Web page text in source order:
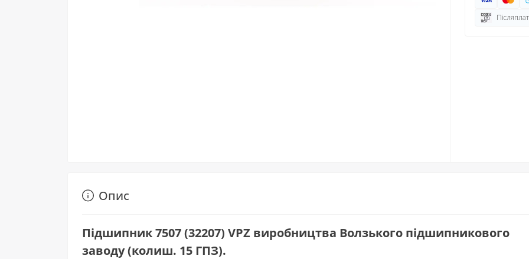
Опис
Підшипник 7507 (32207) VPZ виробництва Волзького підшипникового
заводу (колиш. 15 ГПЗ).